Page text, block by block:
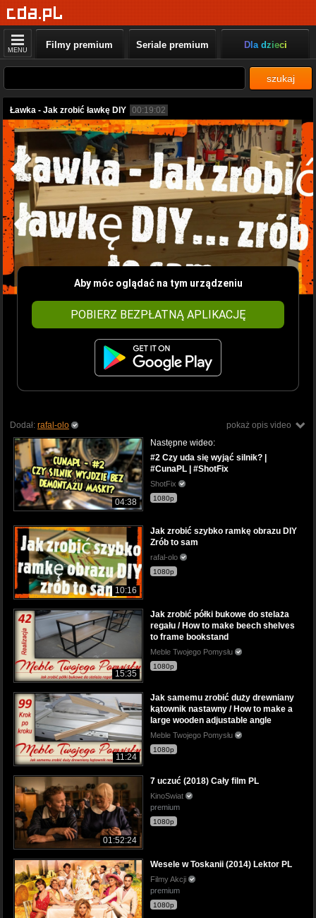
MENU Filmy premium Seriale premium Dla dzieci
szukaj
Ławka - Jak zrobić ławkę DIY 00:19:02
Aby móc oglądać na tym urządzeniu
POBIERZ BEZPŁATNĄ APLIKACJĘ
pokaż opis video
Dodał: rafal-olo
04:38
Następne wideo:
#2 Czy uda się wyjąć silnik? |
#CunaPL | #ShotFix
ShotFix
1080p
10:16
Jak zrobić szybko ramkę obrazu DIY
Zrób to sam
rafal-olo
1080p
15:35
Jak zrobić półki bukowe do stelaża
regału / How to make beech shelves
to frame bookstand
Meble Twojego Pomysłu
1080p
11:24
Jak samemu zrobić duży drewniany
kątownik nastawny / How to make a
large wooden adjustable angle
Meble Twojego Pomysłu
1080p
01:52:24
7 uczuć (2018) Cały film PL
KinoSwiat
premium
1080p
Wesele w Toskanii (2014) Lektor PL
Filmy Akcji
premium
1080p